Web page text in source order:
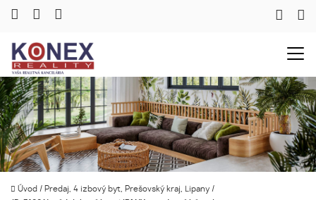
Úvod / Predaj, 4 izbový byt, Prešovský kraj, Lipany /